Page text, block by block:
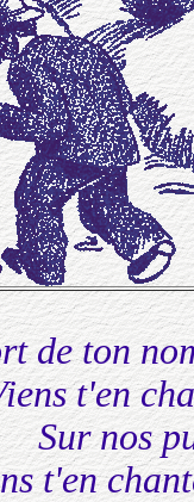
de ton
t'en
Sur nos
t'en